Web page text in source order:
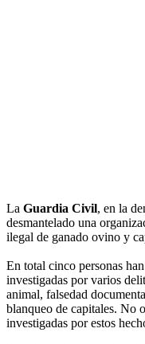
La Guardia Civil, en la
desmantelado una
ilegal de ganado ovino y
En total cinco personas
investigadas por varios
animal, falsedad
blanqueo de capitales. No
investigadas por estos